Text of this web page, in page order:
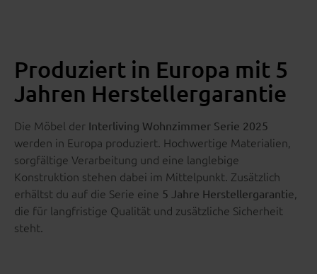
Produziert in Europa mit 5
Jahren Herstellergarantie
Die Möbel der Interliving Wohnzimmer Serie 2025
werden in Europa produziert. Hochwertige Materialien,
sorgfältige Verarbeitung und eine langlebige
Konstruktion stehen dabei im Mittelpunkt. Zusätzlich
erhältst du auf die Serie eine 5 Jahre Herstellergarantie,
die für langfristige Qualität und zusätzliche Sicherheit
steht.